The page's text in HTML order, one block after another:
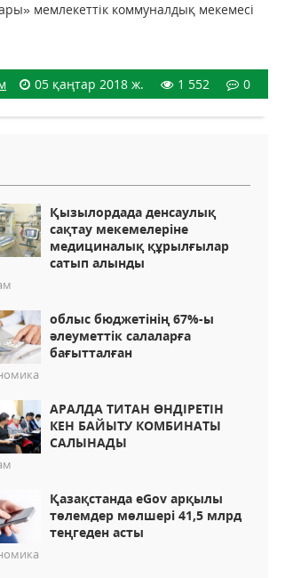
мемлекеттік коммуналдық мекемесі
05 қаңтар 2018 ж. 1 552 0
Қызылордада денсаулық
сақтау мекемелеріне
медициналық құрылғылар
сатып алынды
облыс бюджетінің 67%-ы
әлеуметтік салаларға
бағытталған
АРАЛДА ТИТАН ӨНДІРЕТІН
КЕН БАЙЫТУ КОМБИНАТЫ
САЛЫНАДЫ
Қазақстанда eGov арқылы
төлемдер мөлшері 41,5 млрд
теңгеден асты